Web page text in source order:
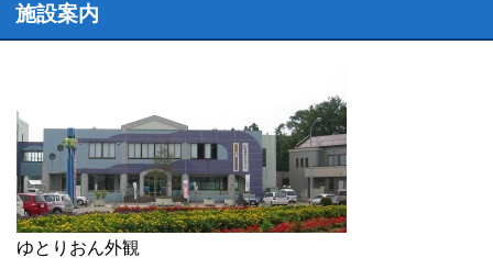
施設案内
ゆとりおん外観